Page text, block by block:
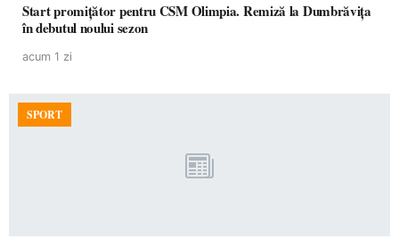
Start promițător pentru CSM Olimpia. Remiză la Dumbrăvița
în debutul noului sezon
acum 1 zi
SPORT